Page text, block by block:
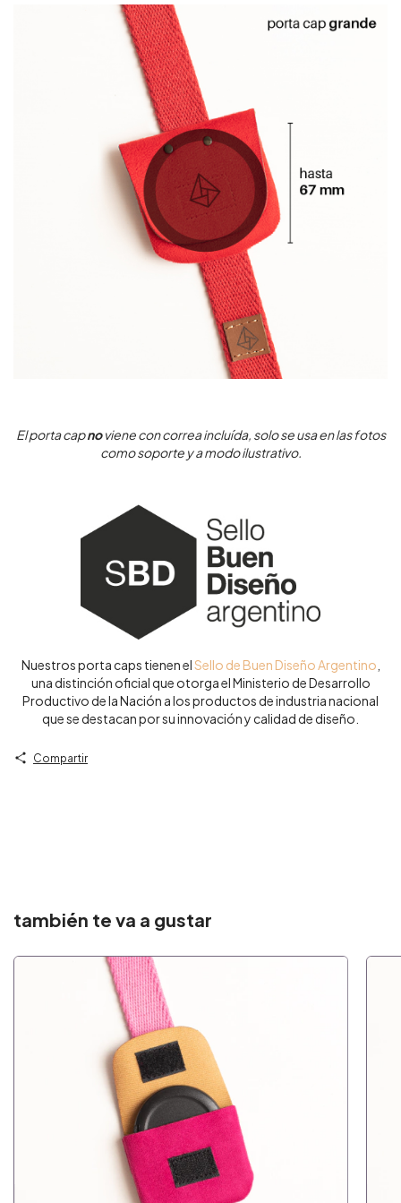
El porta capnoviene con correa incluída, solo se usa en las fotos
como soporte y a modo ilustrativo.
Nuestros porta caps tienen elSello de Buen Diseño Argentino
una distinción oficial que otorga el Ministerio de Desarrollo
Productivo de la Nación a los productos de industria nacional
que se destacan por su innovación y calidad de diseño.
Compartir
también te va a gustar